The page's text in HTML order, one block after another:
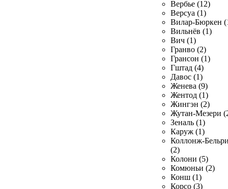
Вербье (12)
Версуа (1)
Вилар-Бюркен
Вильнёв (1)
Вич (1)
Гранво (2)
Грансон (1)
Гштад (4)
Давос (1)
Женева (9)
Жентод (1)
Жингэн (2)
Жутан-Мезери
Зеналь (1)
Каруж (1)
Коллонж-
(2)
Колони (5)
Комюньи (2)
Конш (1)
Корсо (3)